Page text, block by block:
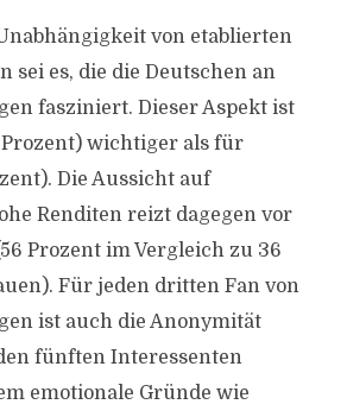
von etablierten
sei es, die die Deutschen an
fasziniert. Dieser Aspekt ist
wichtiger als für
Die Aussicht auf
Renditen reizt dagegen vor
Prozent im Vergleich zu 36
Für jeden dritten Fan von
ist auch die Anonymität
fünften Interessenten
emotionale Gründe wie